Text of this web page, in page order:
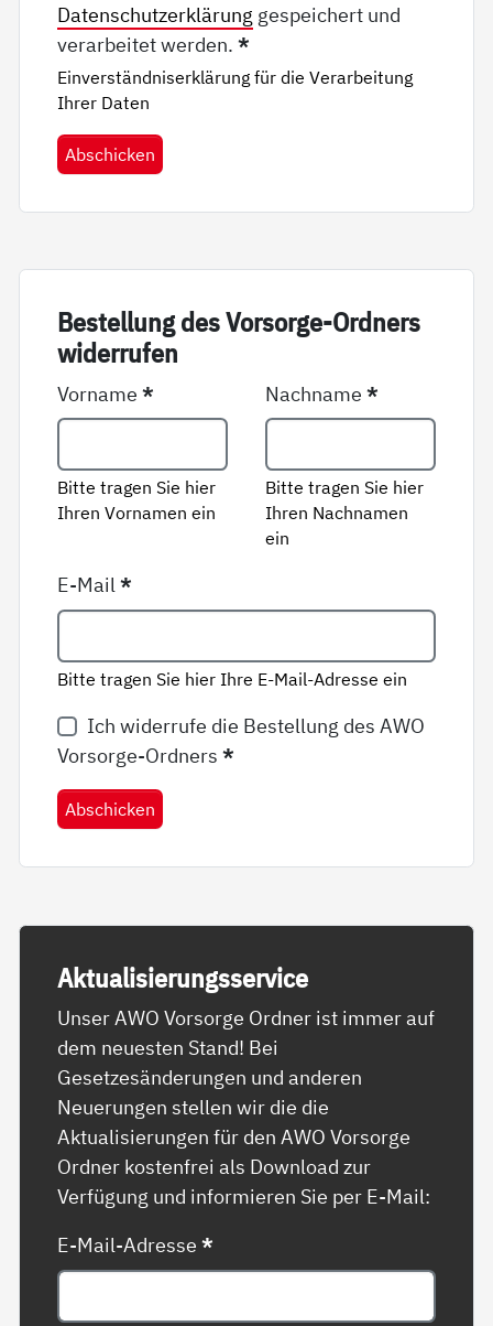
Datenschutzerklärung gespeichert und
verarbeitet werden.*
Einverständniserklärung für die Verarbeitung
Ihrer Daten
Abschicken
Be­stel­lung des Vor­sor­ge-Ord­ners
wi­der­ru­fen
Vorname*
Bitte tragen Sie hier
Ihren Vornamen ein
Nachname*
Bitte tragen Sie hier
Ihren Nachnamen
ein
E-Mail*
Bitte tragen Sie hier Ihre E-Mail-Adresse ein
Ich widerrufe die Bestellung des AWO
Vorsorge-Ordners*
Abschicken
Ak­tua­li­sie­rungs­ser­vice
Unser AWO Vorsorge Ordner ist immer auf
dem neuesten Stand! Bei
Gesetzesänderungen und anderen
Neuerungen stellen wir die die
Aktualisierungen für den AWO Vorsorge
Ordner kostenfrei als Download zur
Verfügung und informieren Sie per E-Mail:
E-Mail-Adresse*